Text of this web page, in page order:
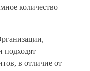
количество
подходят
в отличие от